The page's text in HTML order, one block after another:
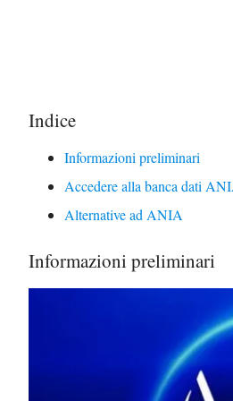
Indice
Informazioni preliminari
Accedere alla banca dati
Alternative ad ANIA
Informazioni preliminari